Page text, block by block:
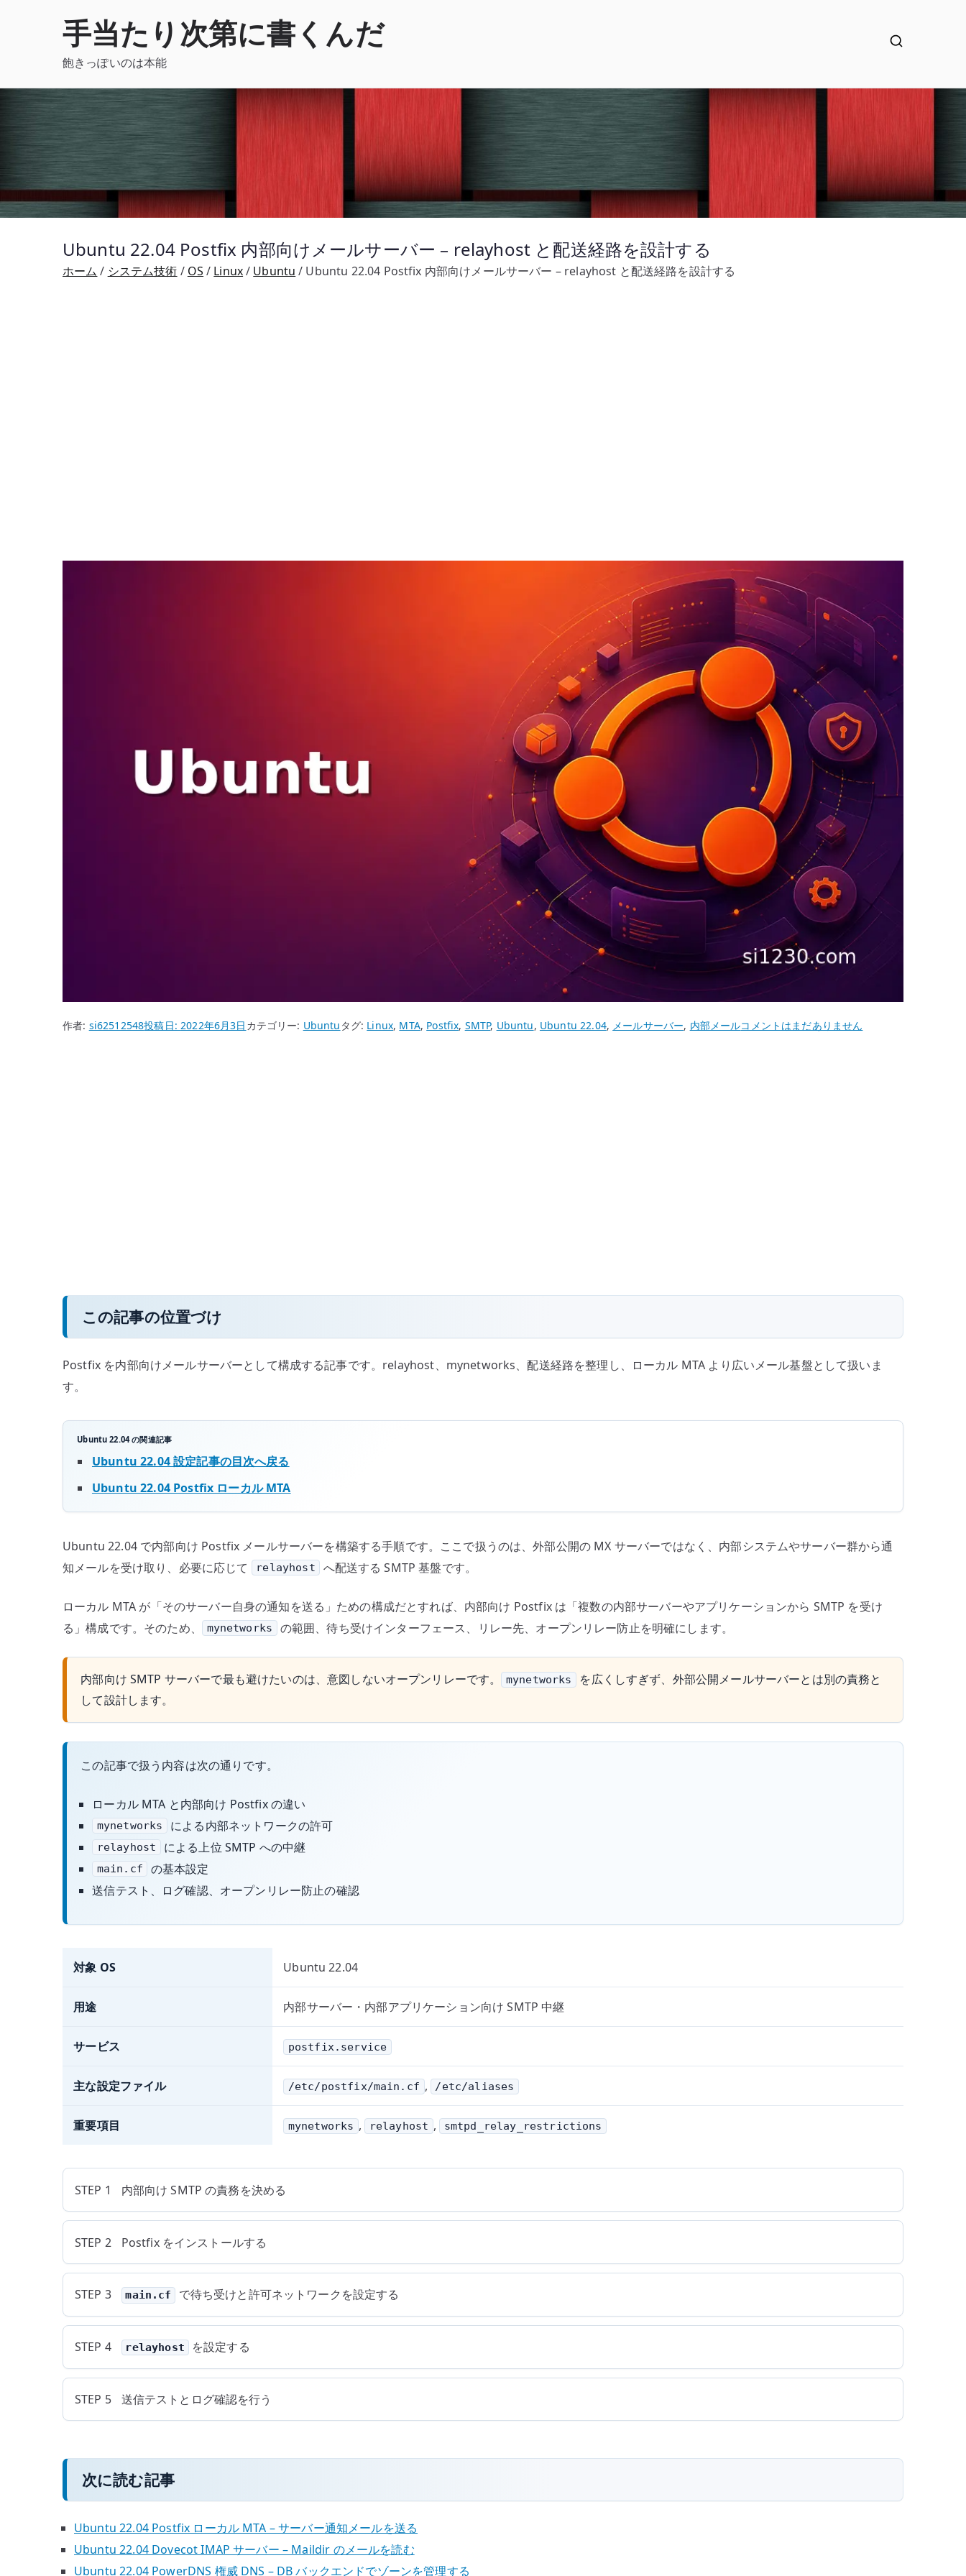
手当たり次第に書くんだ
飽きっぽいのは本能
Ubuntu 22.04 Postfix 内部向けメールサーバー – relayhost と配送経路を設計する
ホーム システム技術 OS Linux Ubuntu Ubuntu 22.04 Postfix 内部向けメールサーバー – relayhost と配送経路を設計する
作者: si62512548投稿日:2022年6月3日 カテゴリー: Ubuntu タグ: Linux, MTA, Postfix, SMTP, Ubuntu, Ubuntu 22.04, メールサーバー, 内部メールUbuntu
配
送
を
へ
コメントはまだありません
この記事の位置づけ
Postfix を内部向けメールサーバーとして構成する記事です。relayhost、mynetworks、配送経路を整理し、ローカル MTA より広いメール基盤として扱いま
す。
Ubuntu 22.04 の関連記事
Ubuntu 22.04 設定記事の目次へ戻る
Ubuntu 22.04 Postfix ローカル MTA
Ubuntu 22.04 で内部向け Postfix メールサーバーを構築する手順です。ここで扱うのは、外部公開の MX サーバーではなく、内部システムやサーバー群から通
知メールを受け取り、必要に応じて
relayhost へ配送する SMTP 基盤です。
ローカル MTA が「そのサーバー自身の通知を送る」ための構成だとすれば、内部向け Postfix は「複数の内部サーバーやアプリケーションから SMTP を受け
る」構成です。そのため、
mynetworks の範囲、待ち受けインターフェース、リレー先、オープンリレー防止を明確にします。
内部向け SMTP サーバーで最も避けたいのは、意図しないオープンリレーです。 mynetworks
を広くしすぎず、外部公開メールサーバーとは別の責務と
して設計します。
この記事で扱う内容は次の通りです。
ローカル MTA と内部向け Postfix の違い
mynetworks による内部ネットワークの許可
relayhost による上位 SMTP への中継
main.cf
の基本設定
送信テスト、ログ確認、オープンリレー防止の確認
対象 OS Ubuntu 22.04
用途 内部サーバー・内部アプリケーション向け SMTP 中継
サービス postfix.service
主な設定ファイル /etc/postfix/main.cf , /etc/aliases
重要項目 mynetworks , relayhost , smtpd_relay_restrictions
STEP 1 内部向け SMTP の責務を決める
STEP 2 Postfix をインストールする
STEP 3 main.cf で待ち受けと許可ネットワークを設定する
STEP 4 relayhost を設定する
STEP 5 送信テストとログ確認を行う
次に読む記事
Ubuntu 22.04 Postfix ローカル MTA – サーバー通知メールを送る
Ubuntu 22.04 Dovecot IMAP サーバー – Maildir のメールを読む
Ubuntu 22.04 PowerDNS 権威 DNS – DB バックエンドでゾーンを管理する